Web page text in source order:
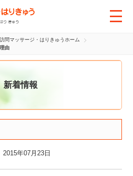
問マッサージ・はりきゅうホーム
由
新着情報
2015年07月23日